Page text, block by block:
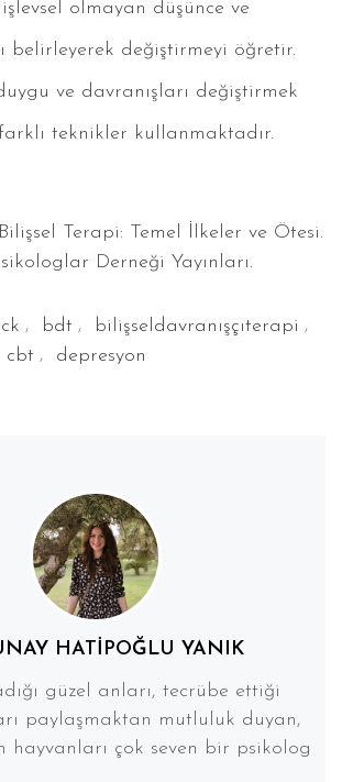
olmayan düşünce ve
belirleyerek değiştirmeyi öğretir.
ve davranışları değiştirmek
teknikler kullanmaktadır.
Terapi: Temel İlkeler ve Ötesi.
Derneği Yayınları.
, bdt , bilişseldavranışçıterapi ,
cbt , depresyon
HATIPOĞLU YANIK
güzel anları, tecrübe ettiği
paylaşmaktan mutluluk duyan,
hayvanları çok seven bir psikolog